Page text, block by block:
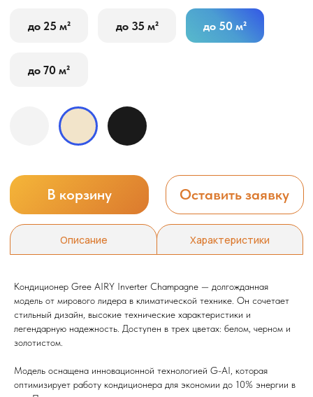
Описание Характеристики
Кондиционер Gree AIRY Inverter Champagne — долгожданная
модель от мирового лидера в климатической технике. Он сочетает
стильный дизайн, высокие технические характеристики и
легендарную надежность. Доступен в трех цветах: белом, черном и
золотистом.
Модель оснащена инновационной технологией G-AI, которая
оптимизирует работу кондиционера для экономии до 10% энергии в